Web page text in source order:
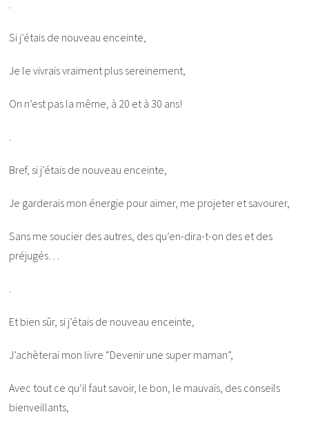
Si j’étais de nouveau enceinte,
Je le vivrais vraiment plus sereinement,
On n’est pas la même, à 20 et à 30 ans!
Bref, si j’étais de nouveau enceinte,
Je garderais mon énergie pour aimer, me projeter et savourer,
Sans me soucier des autres, des qu’en-dira-t-on des et des
préjugés…
Et bien sûr, si j’étais de nouveau enceinte,
J’achèterai mon livre “Devenir une super maman”,
Avec tout ce qu’il faut savoir, le bon, le mauvais, des conseils
bienveillants,